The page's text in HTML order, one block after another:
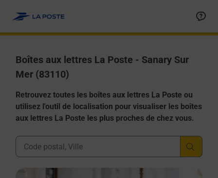
Boîtes aux lettres La Poste - Sanary Sur
Mer (83110)
Retrouvez toutes les boîtes aux lettres La Poste ou
utilisez l'outil de localisation pour visualiser les boîtes
aux lettres La Poste les plus proches de chez vous.
Ville, Département, Code Postal